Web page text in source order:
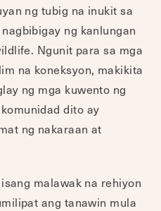
ng tubig na inukit sa
ng kanlungan
Ngunit para sa mga
na koneksyon, makikita
ng mga kuwento ng
dito ay
ng nakaraan at
malawak na rehiyon
ang tanawin mula